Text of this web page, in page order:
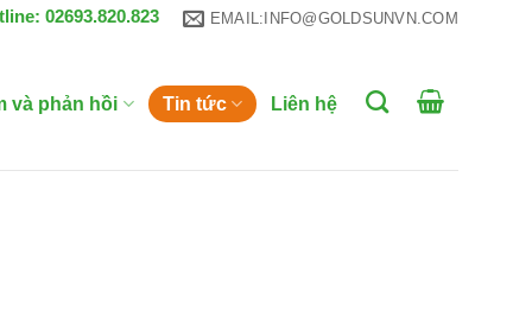
02693.820.823 EMAIL:INFO@GOLDSUNVN.COM
và phản hồi Tin tức Liên hệ